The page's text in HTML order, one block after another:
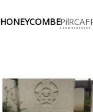
HONEYCOMBEPilRCAF